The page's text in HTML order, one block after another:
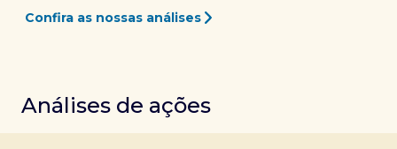
Confira as nossas análises
Análises de ações